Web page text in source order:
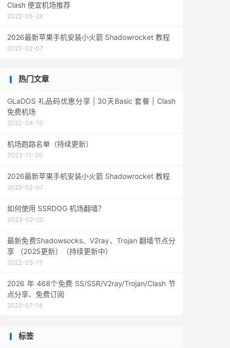
Clash 便宜机场推荐
2022-05-24
2026最新苹果手机安装小火箭 Shadowrocket 教程
2022-02-07
热门文章
GLaDOS 礼品码优惠分享 | 30天Basic 套餐 | Clash
免费机场
2022-04-10
机场跑路名单（持续更新）
2023-11-30
2026最新苹果手机安装小火箭 Shadowrocket 教程
2022-02-07
如何使用 SSRDOG 机场翻墙？
2023-02-20
最新免费Shadowsocks、V2ray、Trojan 翻墙节点分
享 （2025更新）（持续更新中）
2022-03-17
2026 年 468个免费 SS/SSR/V2ray/Trojan/Clash 节
点分享、免费订阅
2022-07-14
标签